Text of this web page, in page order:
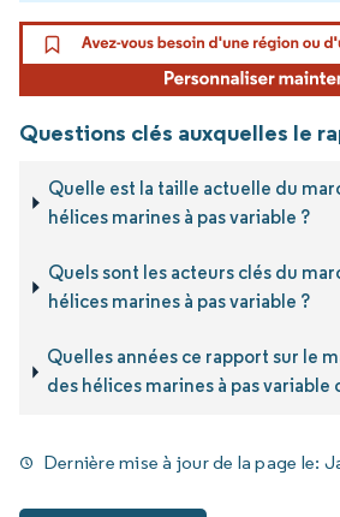
Questions clés auxquelles le
Quelle est la taille actuelle du
hélices marines à pas variable ?
Quels sont les acteurs clés du
hélices marines à pas variable ?
Quelles années ce rapport sur le
des hélices marines à pas variable
Dernière mise à jour de la page le: